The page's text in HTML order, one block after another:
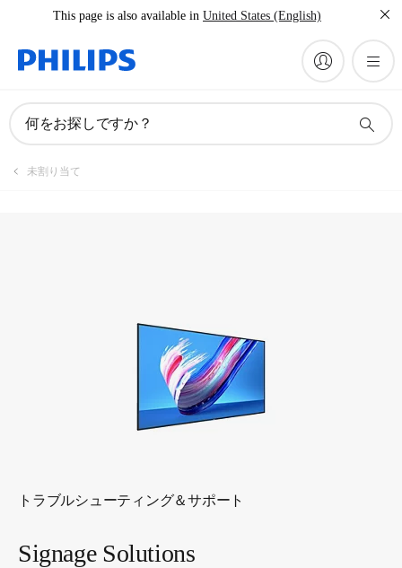
This page is also available in United States (English)
何をお探しですか？
未割り当て
トラブルシューティング＆サポート
Signage Solutions